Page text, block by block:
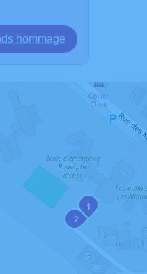
hommage
1
2